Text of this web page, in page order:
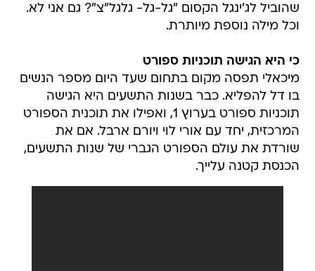
שהוביל לג'ינגל הקסום "גל-גל- גלגל"צ"? גם אני לא.
וכל מילה נוספת מיותרת.
כי היא הגישה תוכניות ספורט
מיכאלי תפסה מקום בתחום שעד היום מספר הנשים
בו דל להפליא. כבר בשנות התשעים היא הגישה
תוכניות ספורט בערוץ 1, ואפילו את תוכנית הספורט
המרכזית, יחד עם אורי לוי ויורם ארבל. אם את
שורדת את עולם הספורט הגברי של שנות התשעים,
הכנסת קטנה עלייך.